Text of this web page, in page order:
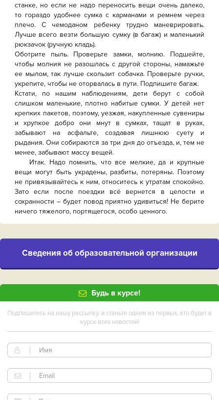
станке, но если не надо переносить вещи очень далеко,
то гораздо удобнее сумка с карманами и ремнем через
плечо. С чемоданом ребенку трудно маневрировать.
Лучше всего везти большую сумку (в багаж) и маленький
рюкзачок (ручную кладь).
Оботрите пыль. Проверьте замки, молнию. Подшейте,
чтобы молния не разошлась с другой стороны, намажьте
ее мылом, так лучше скользит собачка. Проверьте ручки,
укрепите, чтобы не оторвалась в пути. Подпишите багаж.
Кстати, по нашим наблюдениям, дети берут с собой
слишком маленькие, плотно набитые сумки. У детей нет
крепких пакетов, поэтому, уезжая, накупленные сувениры
и хрупкое добро они мнут в сумках, тащат в руках,
забывают на асфальте, создавая лишнюю суету и
рыдания. Они собираются за три дня до отъезда, и, тем не
менее, забывают массу вещей.
Итак. Надо помнить, что все мелкие, да и крупные
вещи могут быть украдены, разбиты, потеряны. Поэтому
не привязывайтесь к ним, относитесь к утратам спокойно.
Зато если после поездки всё вернется в целости и
сохранности – будет повод приятно удивиться! Не берите
ничего тяжелого, портящегося, особо ценного.
Cведения об образовательной организации
Будь в курсе!
Подпишитесь на нашу рассылку, и станьте одним из первых, кто будет в
курсе всех новостей!